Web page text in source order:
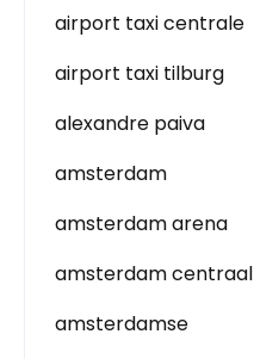
airport taxi centrale
airport taxi tilburg
alexandre paiva
amsterdam
amsterdam arena
amsterdam centraal
amsterdamse